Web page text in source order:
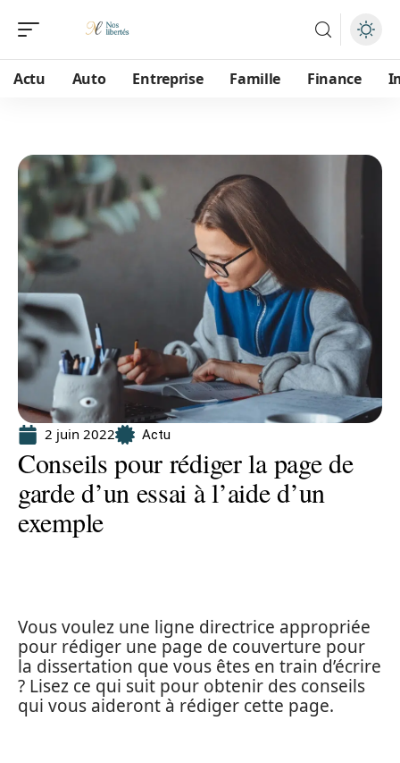
Actu Auto Entreprise Famille Finance
2 juin 2022 Actu
Conseils pour rédiger la page de
garde d’un essai à l’aide d’un
exemple
Vous voulez une ligne directrice appropriée
pour rédiger une page de couverture pour
la dissertation que vous êtes en train d’écrire
? Lisez ce qui suit pour obtenir des conseils
qui vous aideront à rédiger cette page.